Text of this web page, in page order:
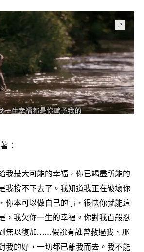
：
我最大可能的幸福 ， 你已竭盡所能的
我撐不下去了。我知道我正在破壞你
， 你本可以做自己的事 ， 很快你就能這
， 我欠你一生的幸福。你對我百般忍
無以復加……假說有誰曾救過我 ， 那
我的好 ， 一切都已離我而去。我不能